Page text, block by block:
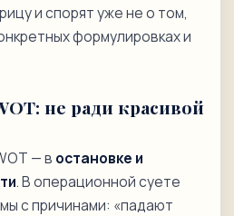
и спорят уже не о том,
формулировках и
не ради красивой
— в остановке и
. В операционной суете
с причинами: «падают